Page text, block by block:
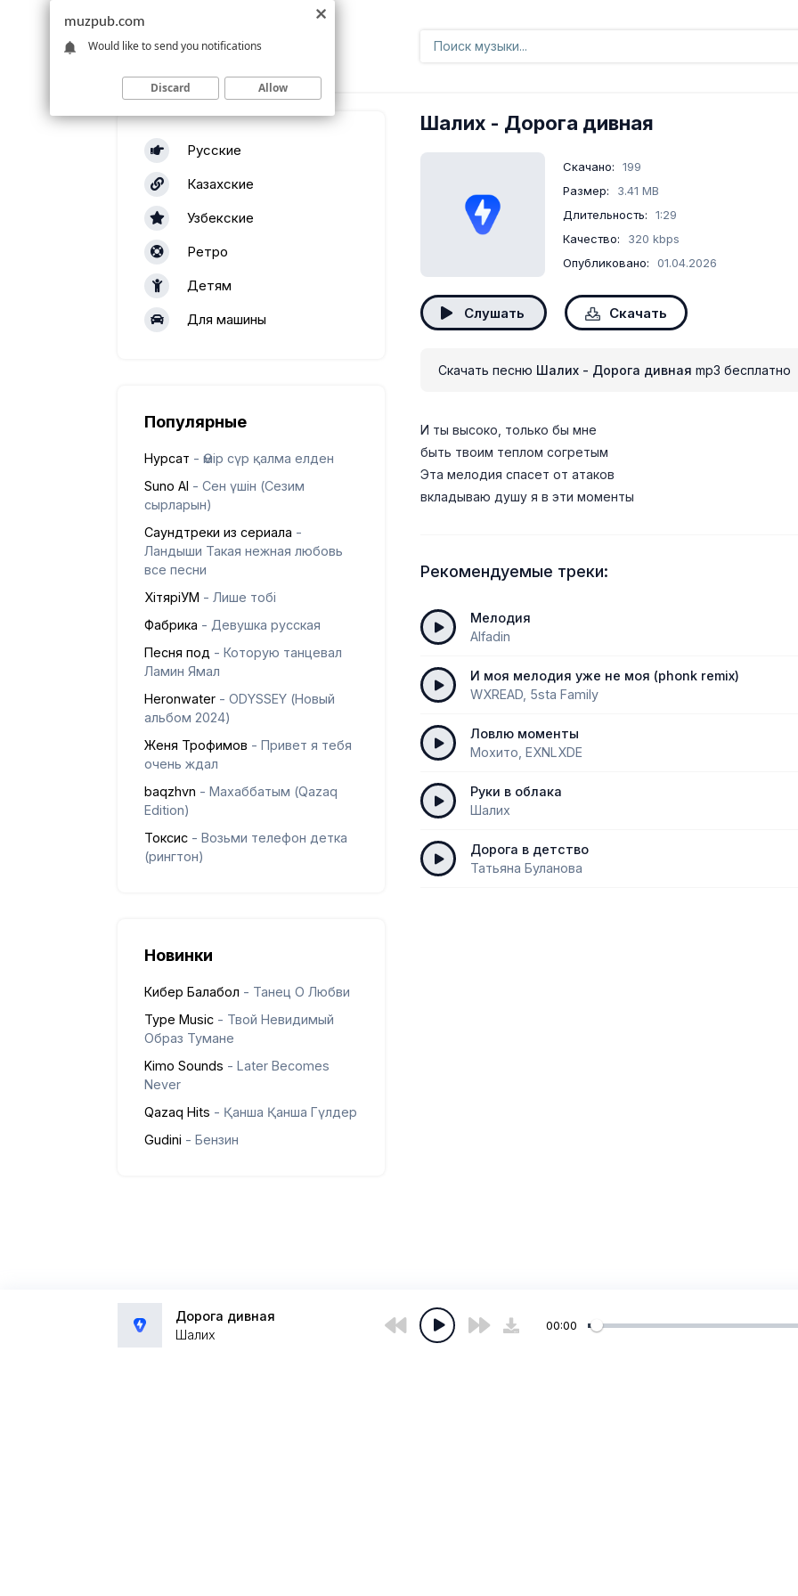
Русские
Казахские
Узбекские
Ретро
Детям
Для машины
Популярные
Нурсат - Өмір сүр қалма елден
Suno AI - Сен үшін (Сезим
сырларын)
Саундтреки из сериала -
Ландыши Такая нежная любовь
все песни
ХітяріУМ - Лише тобі
Фабрика - Девушка русская
Песня под - Которую танцевал
Ламин Ямал
Heronwater - ODYSSEY (Новый
альбом 2024)
Женя Трофимов - Привет я тебя
очень ждал
baqzhvn - Махаббатым (Qazaq
Edition)
Токсис - Возьми телефон детка
(рингтон)
Новинки
Кибер Балабол - Танец О Любви
Type Music - Твой Невидимый
Образ Тумане
Kimo Sounds - Later Becomes
Never
Qazaq Hits - Қанша Қанша Гүлдер
Gudini - Бензин
Шалих - Дорога дивная
Скачано:
199
Размер:
3.41 MB
Длительность:
1:29
Качество:
320 kbps
Опубликовано:
01.04.2026
Слушать Скачать
Скачать песню Шалих - Дорога дивная mp3 бесплатно
И ты высоко, только бы мне
быть твоим теплом согретым
Эта мелодия спасет от атаков
вкладываю душу я в эти моменты
Рекомендуемые треки:
Мелодия
Alfadin
И моя мелодия уже не моя (phonk remix)
WXREAD, 5sta Family
Ловлю моменты
Мохито, EXNLXDE
Руки в облака
Шалих
Дорога в детство
Татьяна Буланова
Дорога дивная
Шалих
00:00
muzpub.com
Would like to send you notifications
Discard Allow